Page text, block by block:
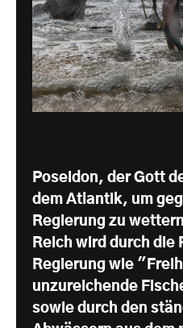
Poseidon, der Gott
dem Atlantik, um
Regierung zu
Reich wird durch
Regierung wie
unzureichende
sowie durch den